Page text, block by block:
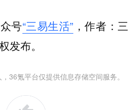
号“三易生活” ，作者：三
发布。
36氪平台仅提供信息存储空间服务。